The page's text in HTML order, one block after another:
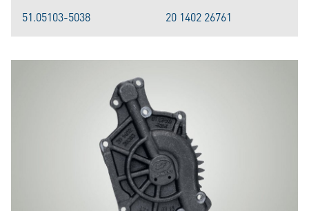
51.05103-5038 20 1402 26761